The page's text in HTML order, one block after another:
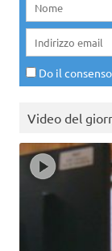
Do il
Video del